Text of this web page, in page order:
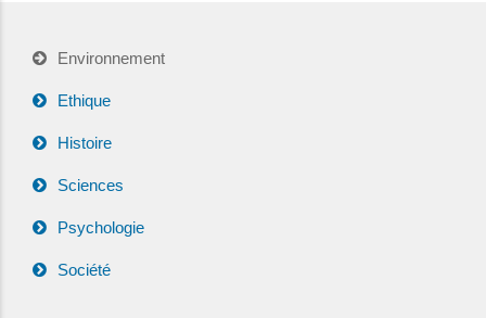
Environnement
Ethique
Histoire
Sciences
Psychologie
Société